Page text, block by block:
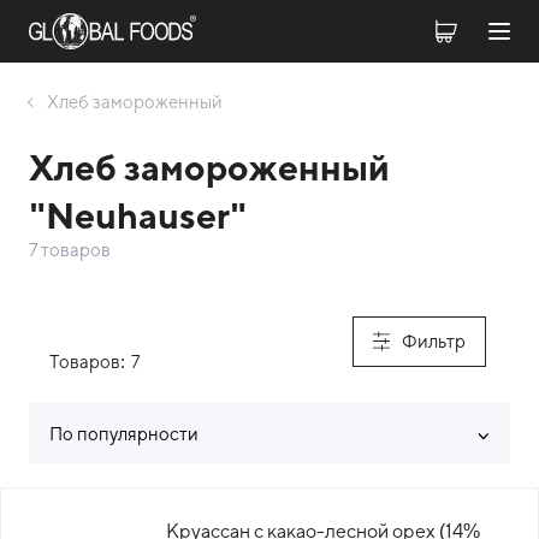
Хлеб замороженный
Хлеб замороженный
"Neuhauser"
7 товаров
Фильтр
Товаров: 7
По популярности
Круассан с какао-лесной орех (14%